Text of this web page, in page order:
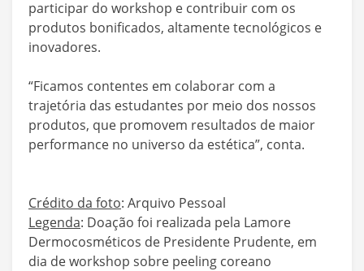
participar do workshop e contribuir com os
produtos bonificados, altamente tecnológicos e
inovadores.
“Ficamos contentes em colaborar com a
trajetória das estudantes por meio dos nossos
produtos, que promovem resultados de maior
performance no universo da estética”, conta.
Crédito da foto: Arquivo Pessoal
Legenda: Doação foi realizada pela Lamore
Dermocosméticos de Presidente Prudente, em
dia de workshop sobre peeling coreano